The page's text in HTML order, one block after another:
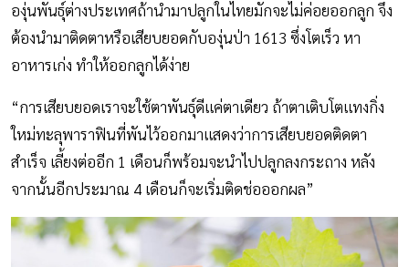
องุ่นพันธุ์ต่างประเทศถ้านำมาปลูกในไทยมักจะไม่ค่อยออกลูก จึง
ต้องนำมาติดตาหรือเสียบยอดกับองุ่นป่า 1613 ซึ่งโตเร็ว หา
อาหารเก่ง ทำให้ออกลูกได้ง่าย
“การเสียบยอดเราจะใช้ตาพันธุ์ดีแค่ตาเดียว ถ้าตาเติบโตแทงกิ่ง
ใหม่ทะลุพาราฟินที่พันไว้ออกมาแสดงว่าการเสียบยอดติดตา
สำเร็จ เลี้ยงต่ออีก 1 เดือนก็พร้อมจะนำไปปลูกลงกระถาง หลัง
จากนั้นอีกประมาณ 4 เดือนก็จะเริ่มติดช่อออกผล”